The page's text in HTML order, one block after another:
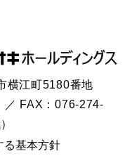
横江町5180番地
／ FAX：076-274-
る基本方針